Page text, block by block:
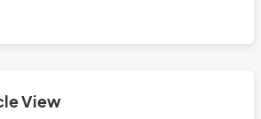
kan du övervaka ditt barn på upp till
medan du samtidigt har en överblick
View